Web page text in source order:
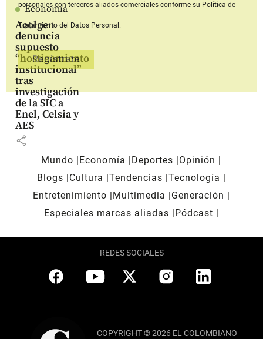
Economía
Acolgen
denuncia
supuesto
“hostigamiento
institucional”
tras
investigación
de la SIC a
Enel, Celsia y
AES
share
personales con terceros aliados comerciales conforme su Política de
Tratamiento del Datos Personal.
Mundo Economía Deportes
Opinión
Blogs
Cultura Tendencias Tecnología
Entretenimiento
Multimedia
Generación
Especiales marcas aliadas
Pódcast
REDES SOCIALES
COPYRIGHT © 2026 EL COLOMBIANO